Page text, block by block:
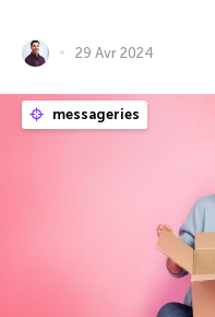
29 Avr 2024
messageries